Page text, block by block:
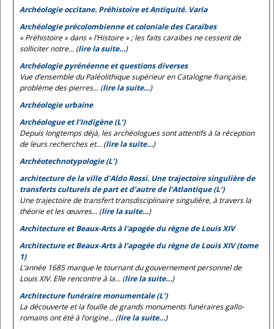
Archéologie occitane. Préhistoire et Antiquité. Varia
Archéologie précolombienne et coloniale des Caraïbes
« Préhistoire » dans « l’Histoire » ; les faits caraïbes ne cessent de
solliciter notre... (lire la suite…)
Archéologie pyrénéenne et questions diverses
Vue d’ensemble du Paléolithique supérieur en Catalogne française,
problème des pierres... (lire la suite…)
Archéologie urbaine
Archéologue et l’Indigène (L’)
Depuis longtemps déjà, les archéologues sont attentifs à la réception
de leurs recherches et... (lire la suite…)
Archéotechnotypologie (L’)
architecture de la ville d’Aldo Rossi. Une trajectoire singulière de
transferts culturels de part et d’autre de l’Atlantique (L’)
Une trajectoire de transfert transdisciplinaire singulière, à travers la
théorie et les œuvres... (lire la suite…)
Architecture et Beaux-Arts à l'apogée du règne de Louis XIV
Architecture et Beaux-Arts à l’apogée du règne de Louis XIV (tome
1)
L’année 1685 marque le tournant du gouvernement personnel de
Louis XIV. Elle rencontre à la... (lire la suite…)
Architecture funéraire monumentale (L’)
La découverte et la fouille de grands monuments funéraires gallo-
romains ont été à l’origine... (lire la suite…)